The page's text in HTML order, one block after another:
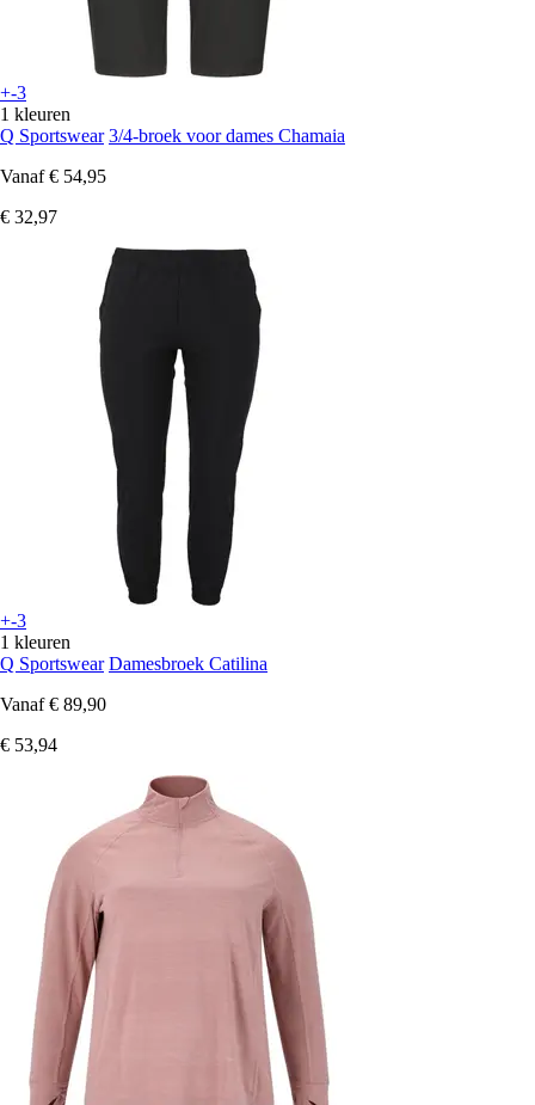
+-3
1 kleuren
Q Sportswear 3/4-broek voor dames Chamaia
Vanaf € 54,95
€ 32,97
+-3
1 kleuren
Q Sportswear Damesbroek Catilina
Vanaf € 89,90
€ 53,94